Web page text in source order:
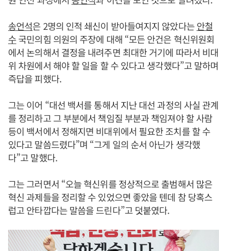
송언석은 2명의 인적 쇄신이 받아들여지지 않았다는안철
수국민의힘 의원의 주장에 대해 “모든 안건은 혁신위원회
에서 논의해서 결정을 내려주면 최대한 거기에 따라서 비대
위 차원에서 해야 할 일을 할 수 있다고 생각했다”고 말하며
즉답을 피했다.
그는 이어 “대선 백서를 통해서 지난 대선 과정의 사실 관계
를 정리하고 그 부분에서 책임질 부분과 책임져야 할 사람
등이 백서에서 정해지면 비대위에서 필요한 조치를 할 수
있다고 말씀드렸다”며 “그게 일의 순서 아닌가 생각했
다”고 말했다.
그는 그러면서 “오늘 혁신위를 정상적으로 출범해서 많은
혁신 과제들을 정리할 수 있었으면 좋았을 텐데 참 당혹스
럽고 안타깝다는 말씀을 드린다”고 덧붙였다.